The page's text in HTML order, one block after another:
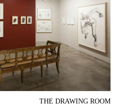
THE DRAWING ROOM